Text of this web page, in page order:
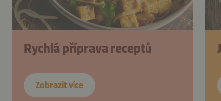
Rychlá příprava receptů
Zobrazit více